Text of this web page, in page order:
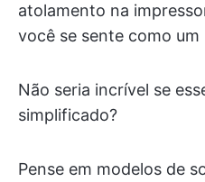
atolamento na
você se sente como um
Não seria incrível se
simplificado?
Pense em modelos de